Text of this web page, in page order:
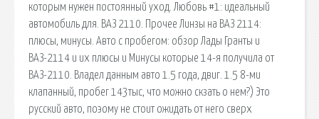
которым нужен постоянный уход. Любовь #1: идеальный
автомобиль для. ВАЗ 2110. Прочее Линзы на ВАЗ 2114:
плюсы, минусы. Авто с пробегом: обзор Лады Гранты и
ВАЗ-2114 и их плюсы и Минусы которые 14-я получила от
ВАЗ-2110. Владел данным авто 1.5 года, двиг. 1.5 8-ми
клапанный, пробег 143тыс, что можно скзать о нем?) Это
русский авто, поэому не стоит ожидать от него сверх